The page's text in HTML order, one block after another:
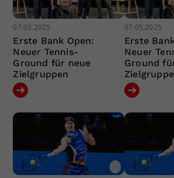
07.05.2025
Erste Bank Open:
Neuer Tennis-
Ground für neue
Zielgruppen
07.05.2025
Erste
Neuer
Ground